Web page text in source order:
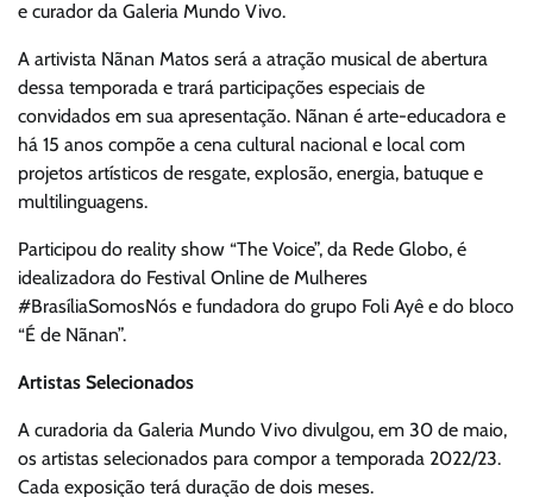
e curador da Galeria Mundo Vivo.
A artivista Nãnan Matos será a atração musical de abertura
dessa temporada e trará participações especiais de
convidados em sua apresentação. Nãnan é arte-educadora e
há 15 anos compõe a cena cultural nacional e local com
projetos artísticos de resgate, explosão, energia, batuque e
multilinguagens.
Participou do reality show “The Voice”, da Rede Globo, é
idealizadora do Festival Online de Mulheres
#BrasíliaSomosNós e fundadora do grupo Foli Ayê e do bloco
“É de Nãnan”.
Artistas Selecionados
A curadoria da Galeria Mundo Vivo divulgou, em 30 de maio,
os artistas selecionados para compor a temporada 2022/23.
Cada exposição terá duração de dois meses.